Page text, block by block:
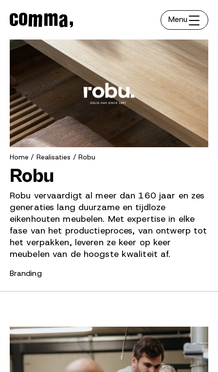
Menu
Home Realisaties Robu
Robu
Robu vervaardigt al meer dan 160 jaar en zes
generaties lang duurzame en tijdloze
eikenhouten meubelen. Met expertise in elke
fase van het productieproces, van ontwerp tot
het verpakken, leveren ze keer op keer
meubelen van de hoogste kwaliteit af.
Branding